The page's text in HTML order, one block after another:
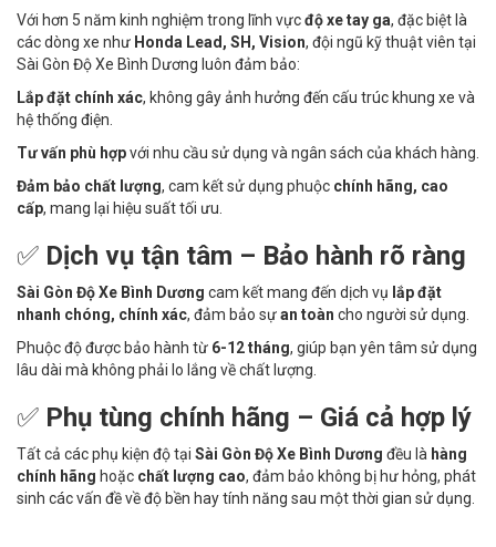
Với hơn 5 năm kinh nghiệm trong lĩnh vựcđộ xe tay ga, đặc biệt là
các dòng xe như Honda Lead, SH, Vision, đội ngũ kỹ thuật viên tại
Sài Gòn Độ Xe Bình Dương luôn đảm bảo:
Lắp đặt chính xác, không gây ảnh hưởng đến cấu trúc khung xe và
hệ thống điện.
Tư vấn phù hợpvới nhu cầu sử dụng và ngân sách của khách hàng.
Đảm bảo chất lượng, cam kết sử dụng phuộc chính hãng, cao
cấp, mang lại hiệu suất tối ưu.
✅ Dịch vụ tận tâm – Bảo hành rõ ràng
Sài Gòn Độ Xe Bình Dương cam kết mang đến dịch vụ lắp đặt
nhanh chóng, chính xác, đảm bảo sựan toàn cho người sử dụng.
Phuộc độ được bảo hành từ 6-12 tháng, giúp bạn yên tâm sử dụng
lâu dài mà không phải lo lắng về chất lượng.
✅ Phụ tùng chính hãng – Giá cả hợp lý
Tất cả các phụ kiện độ tại Sài Gòn Độ Xe Bình Dương đều là hàng
chính hãng hoặc chất lượng cao, đảm bảo không bị hư hỏng, phát
sinh các vấn đề về độ bền hay tính năng sau một thời gian sử dụng.